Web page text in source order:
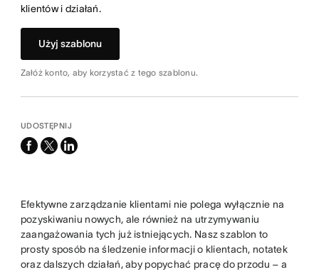
klientów i działań.
Użyj szablonu
Załóż konto, aby korzystać z tego szablonu.
UDOSTĘPNIJ
facebook
x-
linkedin
Efektywne zarządzanie klientami nie polega wyłącznie na
pozyskiwaniu nowych, ale również na utrzymywaniu
zaangażowania tych już istniejących. Nasz szablon to
prosty sposób na śledzenie informacji o klientach, notatek
oraz dalszych działań, aby popychać pracę do przodu – a